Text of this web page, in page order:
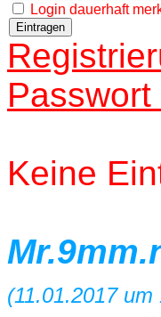
Login dauerhaft
Keine
(11.01.2017 um